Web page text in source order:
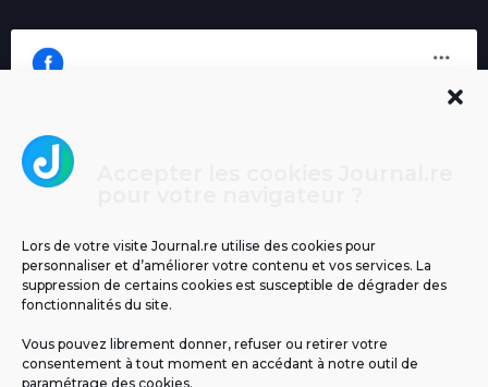
Lors de votre visite Journal.re utilise des cookies pour
personnaliser et d’améliorer votre contenu et vos services. La
suppression de certains cookies est susceptible de dégrader des
fonctionnalités du site.
Vous pouvez librement donner, refuser ou retirer votre
consentement à tout moment en accédant à notre outil de
paramétrage des cookies.